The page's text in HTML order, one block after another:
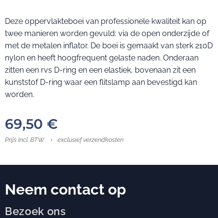
Deze oppervlakteboei van professionele kwaliteit kan op
twee manieren worden gevuld: via de open onderzijde of
met de metalen inflator. De boei is gemaakt van sterk 210D
nylon en heeft hoogfrequent gelaste naden. Onderaan
zitten een rvs D-ring en een elastiek, bovenaan zit een
kunststof D-ring waar een flitslamp aan bevestigd kan
worden.
69,50 €
Prijs Incl. BTW exclusief verzendkosten
Neem contact op
Bezoek ons